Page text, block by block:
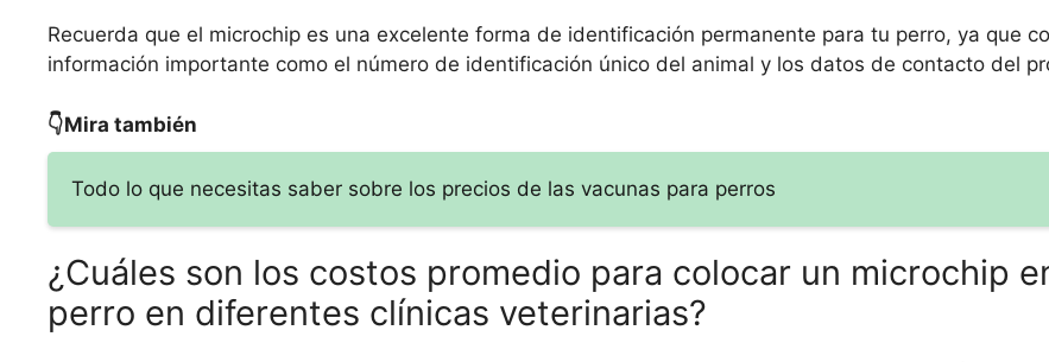
Recuerda que el microchip es una excelente forma de identificación permanente para tu perro, ya que
información importante como el número de identificación único del animal y los datos de contacto del
👇Mira también
Todo lo que necesitas saber sobre los precios de las vacunas para perros
¿Cuáles son los costos promedio para colocar un microchip
perro en diferentes clínicas veterinarias?